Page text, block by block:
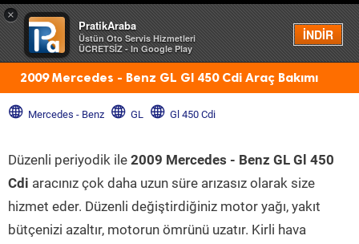
×
PratikAraba
Üstün Oto Servis Hizmetleri
ÜCRETSİZ - In Google Play
İNDİR
Menü
2009 Mercedes - Benz GL Gl 450 Cdi Araç Bakımı
Mercedes - Benz GL Gl 450 Cdi
Düzenli periyodik ile 2009 Mercedes - Benz GL Gl 450
Cdi aracınız çok daha uzun süre arızasız olarak size
hizmet eder. Düzenli değiştirdiğiniz motor yağı, yakıt
bütçenizi azaltır, motorun ömrünü uzatır. Kirli hava